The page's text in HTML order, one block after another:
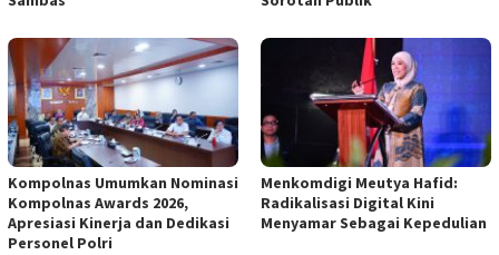
Kompolnas Umumkan Nominasi
Kompolnas Awards 2026,
Apresiasi Kinerja dan Dedikasi
Personel Polri
Menkomdigi Meutya Hafid:
Radikalisasi Digital Kini
Menyamar Sebagai Kepedulian